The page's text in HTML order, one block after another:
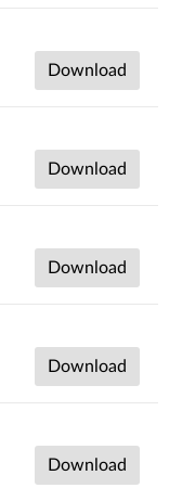
Download
Download
Download
Download
Download